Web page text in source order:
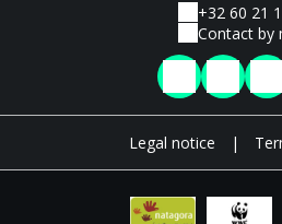
+32 60 21
Contact by
Legal notice |